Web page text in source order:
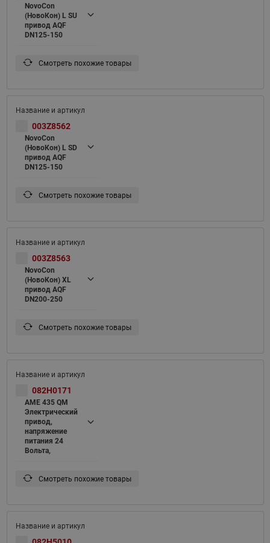
NovoCon
(НовоКон) L SU
привод AQF
DN125-150
Смотреть похожие товары
003Z8562
NovoCon
(НовоКон) L SD
привод AQF
DN125-150
Смотреть похожие товары
003Z8563
NovoCon
(НовоКон) XL
привод AQF
DN200-250
Смотреть похожие товары
082H0171
AME 435 QM
Электрический
привод,
напряжение
питания 24
Вольта,
Смотреть похожие товары